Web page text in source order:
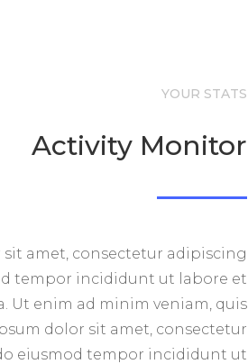
YOUR STATS
Activity Monitor
amet, consectetur adipiscing
tempor incididunt ut labore et
Ut enim ad minim veniam, quis
dolor sit amet, consectetur
eiusmod tempor incididunt ut